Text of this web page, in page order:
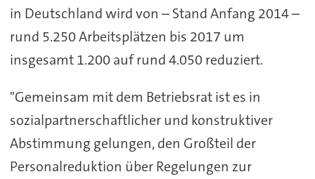
in Deutschland wird von – Stand Anfang 2014 –
rund 5.250 Arbeitsplätzen bis 2017 um
insgesamt 1.200 auf rund 4.050 reduziert.
"Gemeinsam mit dem Betriebsrat ist es in
sozialpartnerschaftlicher und konstruktiver
Abstimmung gelungen, den Großteil der
Personalreduktion über Regelungen zur